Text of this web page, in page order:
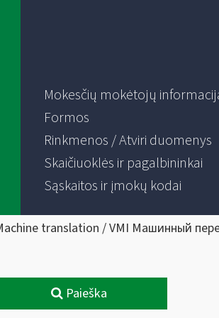
Mokesčių mokėtojų
Formos
Rinkmenos / Atviri duomenys
Skaičiuoklės ir pagalbininkai
Sąskaitos ir įmokų kodai
translation / VMI Машинный
Paieška